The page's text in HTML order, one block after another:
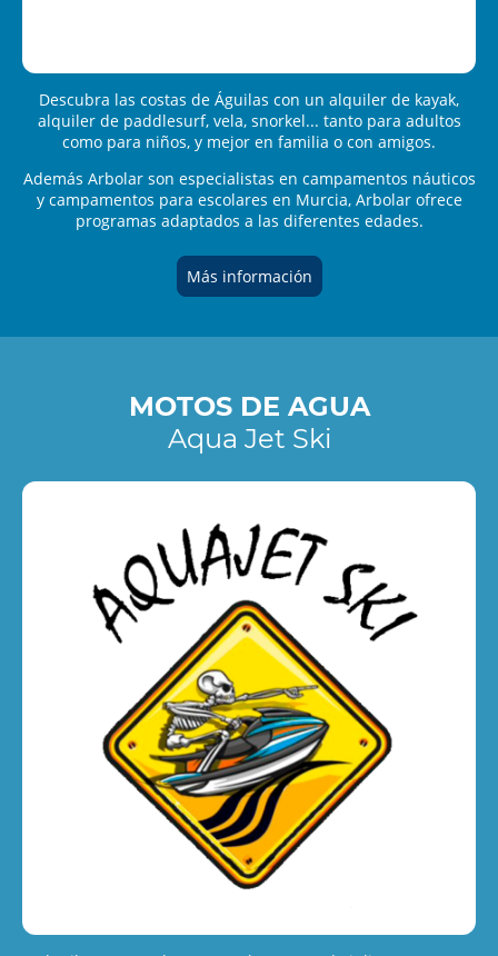
Descubra las costas de Águilas con un alquiler de kayak,
alquiler de paddlesurf, vela, snorkel... tanto para adultos
como para niños, y mejor en familia o con amigos.
Además Arbolar son especialistas en campamentos náuticos
y campamentos para escolares en Murcia, Arbolar ofrece
programas adaptados a las diferentes edades.
Más información
MOTOS DE AGUA
Aqua Jet Ski